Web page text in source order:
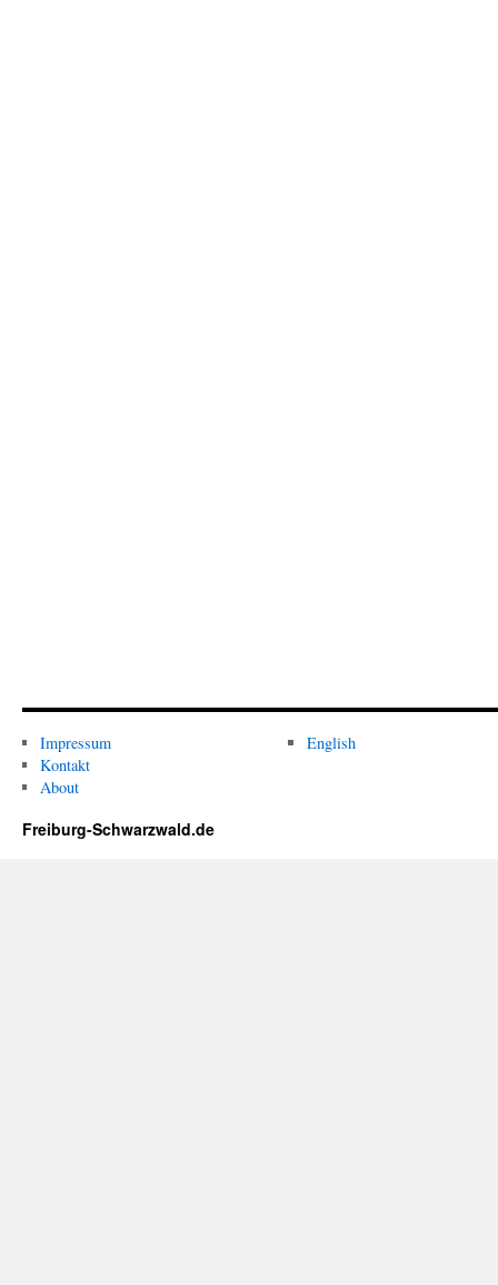
Impressum
Kontakt
About
English
Freiburg-Schwarzwald.de